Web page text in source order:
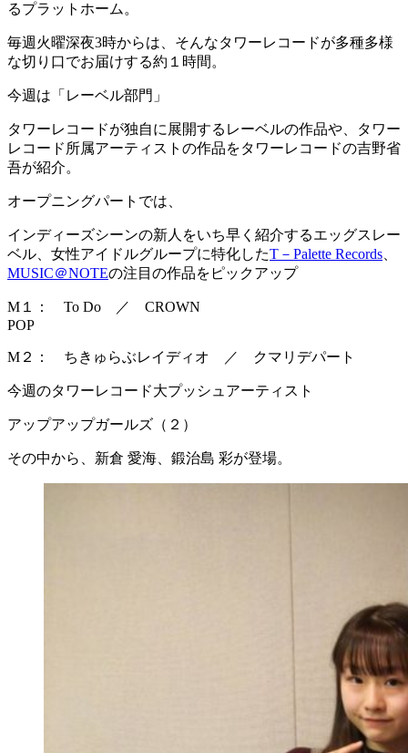
るプラットホーム。
毎週火曜深夜3時からは、そんなタワーレコードが多種多様
な切り口でお届けする約１時間。
今週は「レーベル部門」
タワーレコードが独自に展開するレーベルの作品や、タワー
レコード所属アーティストの作品をタワーレコードの吉野省
吾が紹介。
オープニングパートでは、
インディーズシーンの新人をいち早く紹介するエッグスレー
ベル、女性アイドルグループに特化したT－Palette Records
MUSIC＠NOTEの注目の作品をピックアップ
M１： To Do ／ CROWN
POP
M２： ちきゅらぶレイディオ ／ クマリデパート
今週のタワーレコード大プッシュアーティスト
アップアップガールズ（２）
その中から、新倉 愛海、鍛治島 彩が登場。